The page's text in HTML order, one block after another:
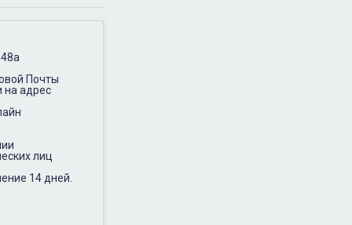
Почты
на адрес
лиц
14 дней.